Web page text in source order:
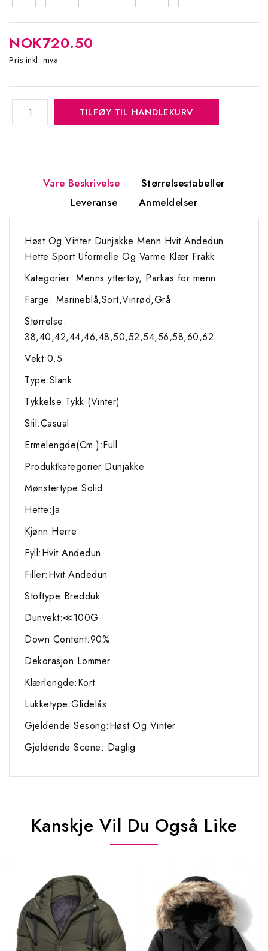
NOK720.50
Pris inkl. mva
TILFØY TIL HANDLEKURV
Vare Beskrivelse
Størrelsestabeller
Leveranse
Anmeldelser
Høst Og Vinter Dunjakke Menn Hvit Andedun
Hette Sport Uformelle Og Varme Klær Frakk
Kategorier: Menns yttertøy, Parkas for menn
Farge: Marineblå,Sort,Vinrød,Grå
Størrelse:
38,40,42,44,46,48,50,52,54,56,58,60,62
Vekt:0.5
Type:Slank
Tykkelse:Tykk (Vinter)
Stil:Casual
Ermelengde(Cm ):Full
Produktkategorier:Dunjakke
Mønstertype:Solid
Hette:Ja
Kjønn:Herre
Fyll:Hvit Andedun
Filler:Hvit Andedun
Stoftype:Bredduk
Dunvekt:≪100G
Down Content:90%
Dekorasjon:Lommer
Klærlengde:Kort
Lukketype:Glidelås
Gjeldende Sesong:Høst Og Vinter
Gjeldende Scene: Daglig
Kanskje Vil Du Også Like